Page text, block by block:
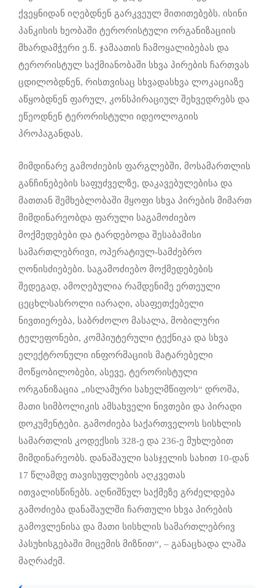
ქვეყნიდან იღებდნენ გარკვეულ მითითებებს. ისინი
პანკისის ხეობაში ტერორისტული ორგანიზაციის
მხარდამჭერი ე.წ. ჯამაათის ჩამოყალიბებას და
ტერორისტულ საქმიანობაში სხვა პირების ჩართვას
ცდილობდნენ, რისთვისაც სხვადასხვა ლოკაციაზე
აწყობდნენ ფარულ, კონსპირაციულ შეხვედრებს და
ეწეოდნენ ტერორისტული იდეოლოგიის
პროპაგანდას.
მიმდინარე გამოძიების ფარგლებში, მოსამართლის
განჩინებების საფუძველზე, დაკავებულებისა და
მათთან შემხებლობაში მყოფი სხვა პირების მიმართ
მიმდინარეობდა ფარული საგამოძიებო
მოქმედებები და ტარდებოდა შესაბამისი
სამართლებრივი, ოპერატიულ-სამძებრო
ღონისძიებები. საგამოძიებო მოქმედებების
შედეგად, ამოღებულია რამდენიმე ერთეული
ცეცხლსასროლი იარაღი, ასაფეთქებელი
ნივთიერება, საბრძოლო მასალა, მობილური
ტელეფონები, კომპიუტერული ტექნიკა და სხვა
ელექტრონული ინფორმაციის მატარებელი
მოწყობილობები, ასევე, ტერორისტული
ორგანიზაცია „ისლამური სახელმწიფოს“ დროშა,
მათი სიმბოლიკის ამსახველი ნივთები და პირადი
დოკუმენტები. გამოძიება საქართველოს სისხლის
სამართლის კოდექსის 328-ე და 236-ე მუხლებით
მიმდინარეობს. დანაშაული სასჯელის სახით 10-დან
17 წლამდე თავისუფლების აღკვეთას
ითვალისწინებს. აღნიშნულ საქმეზე გრძელდება
გამოძიება დანაშაულში ჩართული სხვა პირების
გამოვლენისა და მათი სისხლის სამართლებრივ
პასუხისგებაში მიცემის მიზნით“, – განაცხადა ლაშა
მაღრაძემ.